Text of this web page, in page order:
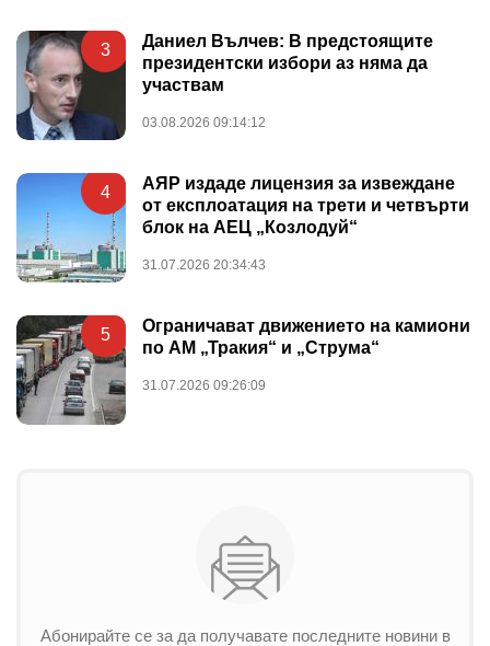
3
Даниел Вълчев: В предстоящите
президентски избори аз няма да
участвам
03.08.2026 09:14:12
4
АЯР издаде лицензия за извеждане
от експлоатация на трети и четвърти
блок на АЕЦ „Козлодуй“
31.07.2026 20:34:43
5
Ограничават движението на камиони
по АМ „Тракия“ и „Струма“
31.07.2026 09:26:09
Абонирайте се за да получавате последните новини в